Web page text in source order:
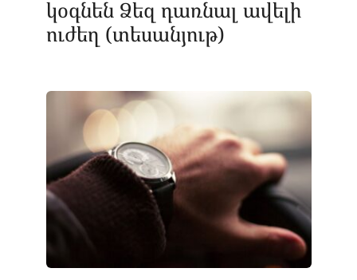
կօգնեն Ձեզ դառնալ ավելի
ուժեղ (տեսանյութ)